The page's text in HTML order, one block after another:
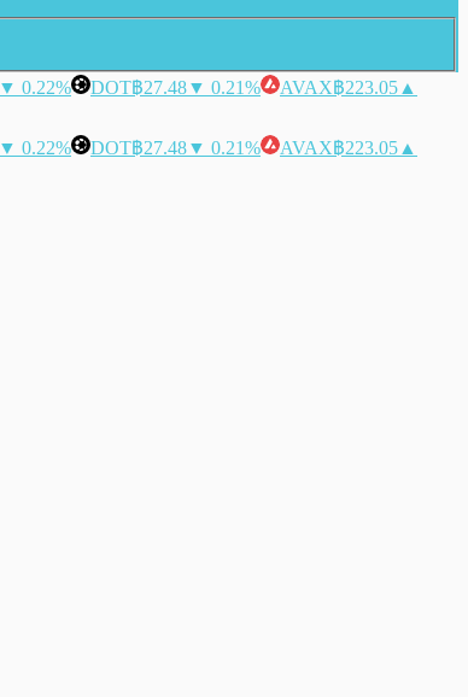
▼ 0.22% DOT฿27.48▼ 0.21% AVAX฿223.05 ▲
▼ 0.22% DOT฿27.48▼ 0.21% AVAX฿223.05 ▲